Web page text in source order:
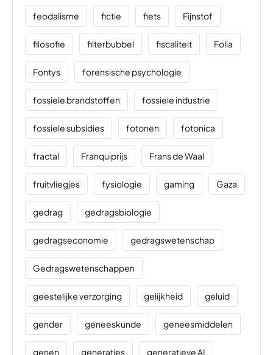
feodalisme fictie fiets Fijnstof
filosofie filterbubbel fiscaliteit Folia
Fontys forensische psychologie
fossiele brandstoffen fossiele industrie
fossiele subsidies fotonen fotonica
fractal Franquiprijs Frans de Waal
fruitvliegjes fysiologie gaming Gaza
gedrag gedragsbiologie
gedragseconomie gedragswetenschap
Gedragswetenschappen
geestelijke verzorging gelijkheid geluid
gender geneeskunde geneesmiddelen
genen generaties generatieve AI